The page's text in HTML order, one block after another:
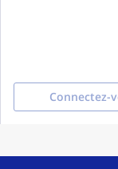
Connectez-